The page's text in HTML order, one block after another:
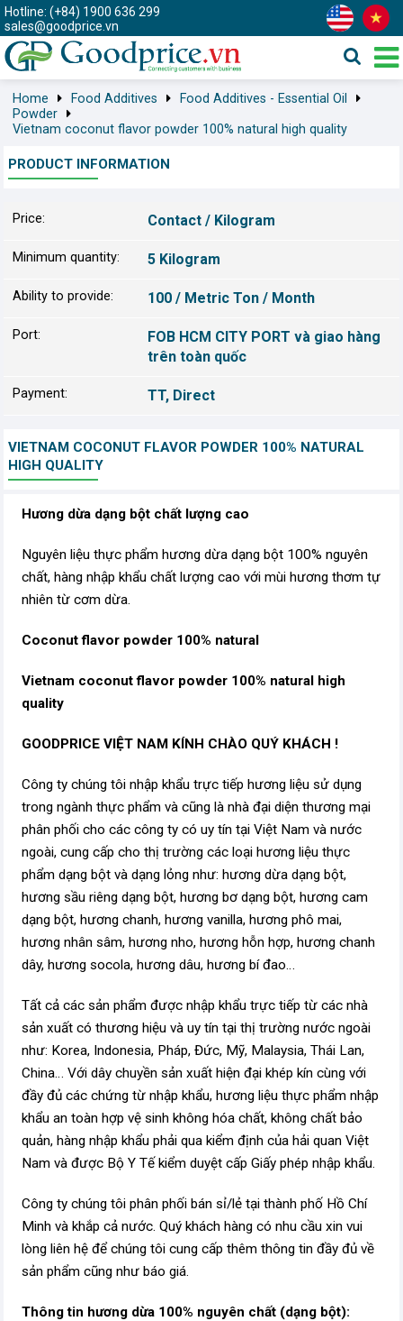
Hotline: (+84) 1900 636 299
sales@goodprice.vn
Home Food Additives
Food Additives - Essential Oil
Powder
Vietnam coconut flavor powder 100% natural high quality
PRODUCT INFORMATION
Price: Contact / Kilogram
Minimum quantity: 5 Kilogram
Ability to provide: 100 / Metric Ton / Month
Port:
FOB HCM CITY PORT và giao hàng
trên toàn quốc
Payment: TT, Direct
VIETNAM COCONUT FLAVOR POWDER 100% NATURAL
HIGH QUALITY
Hương dừa dạng bột chất lượng cao
Nguyên liệu thực phẩm hương dừa dạng bột 100% nguyên
chất, hàng nhập khẩu chất lượng cao với mùi hương thơm tự
nhiên từ cơm dừa.
Coconut flavor powder 100% natural
Vietnam coconut flavor powder 100% natural high
quality
GOODPRICE VIỆT NAM KÍNH CHÀO QUÝ KHÁCH !
Công ty chúng tôi nhập khẩu trực tiếp hương liệu sử dụng
trong ngành thực phẩm và cũng là nhà đại diện thương mại
phân phối cho các công ty có uy tín tại Việt Nam và nước
ngoài, cung cấp cho thị trường các loại hương liệu thực
phẩm dạng bột và dạng lỏng như: hương dừa dạng bột,
hương sầu riêng dạng bột, hương bơ dạng bột, hương cam
dạng bột, hương chanh, hương vanilla, hương phô mai,
hương nhân sâm, hương nho, hương hỗn hợp, hương chanh
dây, hương socola, hương dâu, hương bí đao…
Tất cả các sản phẩm được nhập khẩu trực tiếp từ các nhà
sản xuất có thương hiệu và uy tín tại thị trường nước ngoài
như: Korea, Indonesia, Pháp, Đức, Mỹ, Malaysia, Thái Lan,
China… Với dây chuyền sản xuất hiện đại khép kín cùng với
đầy đủ các chứng từ nhập khẩu, hương liệu thực phẩm nhập
khẩu an toàn hợp vệ sinh không hóa chất, không chất bảo
quản, hàng nhập khẩu phải qua kiểm định của hải quan Việt
Nam và được Bộ Y Tế kiểm duyệt cấp Giấy phép nhập khẩu.
Công ty chúng tôi phân phối bán sỉ/lẻ tại thành phố Hồ Chí
Minh và khắp cả nước. Quý khách hàng có nhu cầu xin vui
lòng liên hệ để chúng tôi cung cấp thêm thông tin đầy đủ về
sản phẩm cũng như báo giá.
Thông tin hương dừa 100% nguyên chất (dạng bột):